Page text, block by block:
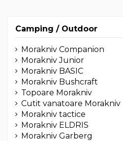
Camping / Outdoor
Morakniv Companion
Morakniv Junior
Morakniv BASIC
Morakniv Bushcraft
Topoare Morakniv
Cutit vanatoare Morakniv
Morakniv tactice
Morakniv ELDRIS
Morakniv Garberg